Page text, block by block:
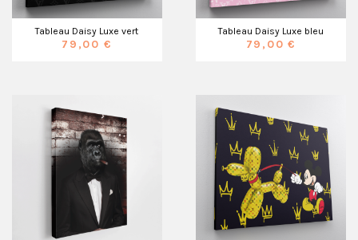
Tableau Daisy Luxe vert
79,00 €
Tableau Daisy Luxe bleu
79,00 €